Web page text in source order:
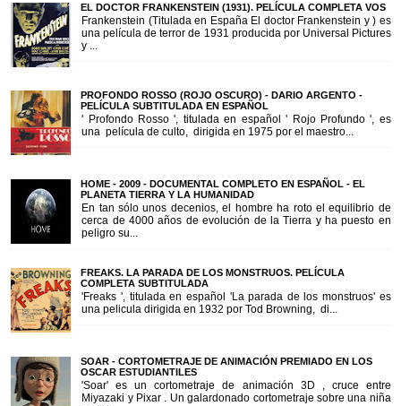
EL DOCTOR FRANKENSTEIN (1931). PELÍCULA COMPLETA VOS
Frankenstein (Titulada en España El doctor Frankenstein y ) es
una película de terror de 1931 producida por Universal Pictures
y ...
PROFONDO ROSSO (ROJO OSCURO) - DARIO ARGENTO -
PELÍCULA SUBTITULADA EN ESPAÑOL
' Profondo Rosso ', titulada en español ' Rojo Profundo ', es
una película de culto, dirigida en 1975 por el maestro...
HOME - 2009 - DOCUMENTAL COMPLETO EN ESPAÑOL - EL
PLANETA TIERRA Y LA HUMANIDAD
En tan sólo unos decenios, el hombre ha roto el equilibrio de
cerca de 4000 años de evolución de la Tierra y ha puesto en
peligro su...
FREAKS. LA PARADA DE LOS MONSTRUOS. PELÍCULA
COMPLETA SUBTITULADA
'Freaks ', titulada en español 'La parada de los monstruos' es
una pelicula dirigida en 1932 por Tod Browning, di...
SOAR - CORTOMETRAJE DE ANIMACIÓN PREMIADO EN LOS
OSCAR ESTUDIANTILES
'Soar' es un cortometraje de animación 3D , cruce entre
Miyazaki y Pixar . Un galardonado cortometraje sobre una niña